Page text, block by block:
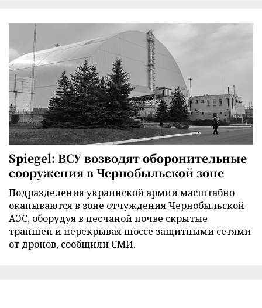
Spiegel: ВСУ возводят оборонительные
сооружения в Чернобыльской зоне
Подразделения украинской армии масштабно
окапываются в зоне отчуждения Чернобыльской
АЭС, оборудуя в песчаной почве скрытые
траншеи и перекрывая шоссе защитными сетями
от дронов, сообщили СМИ.